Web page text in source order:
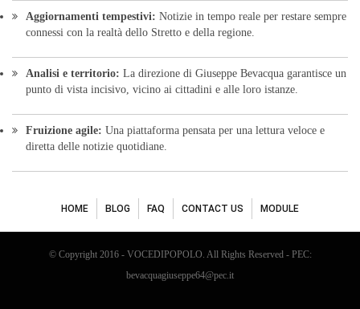
Aggiornamenti tempestivi: Notizie in tempo reale per restare sempre
connessi con la realtà dello Stretto e della regione.
Analisi e territorio: La direzione di Giuseppe Bevacqua garantisce un
punto di vista incisivo, vicino ai cittadini e alle loro istanze.
Fruizione agile: Una piattaforma pensata per una lettura veloce e
diretta delle notizie quotidiane.
HOME BLOG FAQ CONTACT US MODULE
© Copyright 2016 - VOCEDIPOPOLO. All Rights Reserved - PEC:
bevacquagiuseppe64@pec.it